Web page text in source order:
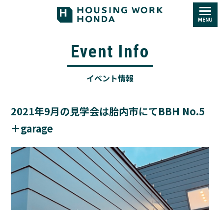
MENU
Event Info
イベント情報
2021年9月の見学会は胎内市にてBBH No.5
＋garage